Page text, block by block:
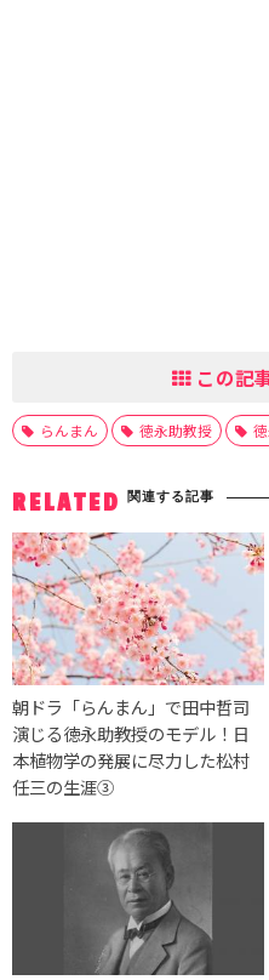
この記
らんまん 徳永助教授
RELATED 関連する記事
朝ドラ「らんまん」で田中哲司
演じる徳永助教授のモデル！日
本植物学の発展に尽力した松村
任三の生涯③